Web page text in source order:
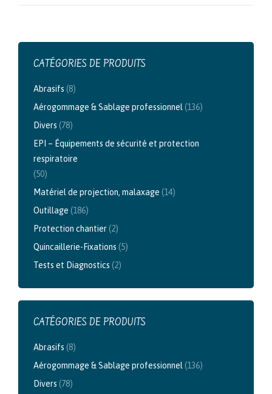
CATÉGORIES DE PRODUITS
Abrasifs (8)
Aérogommage & Sablage professionnel(136)
Divers (78)
EPI – Équipements de sécurité et protection
respiratoire
(50)
Matériel de projection, malaxage (14)
Outillage (186)
Protection chantier(2)
Quincaillerie-Fixations (5)
Tests et Diagnostics (2)
CATÉGORIES DE PRODUITS
Abrasifs (8)
Aérogommage & Sablage professionnel(136)
Divers (78)